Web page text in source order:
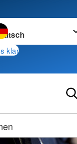
wechseln zu
klar